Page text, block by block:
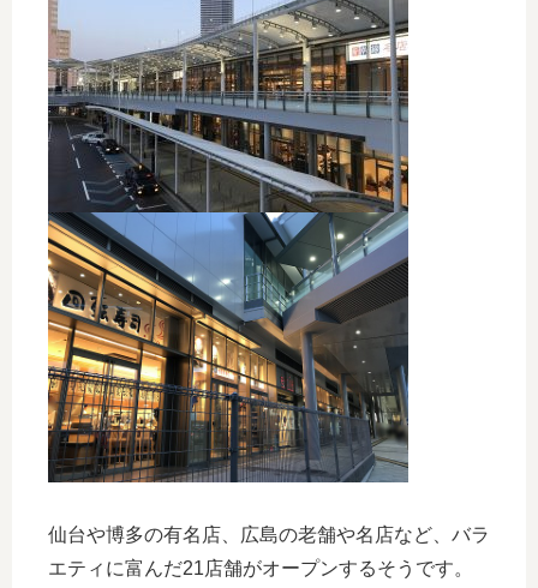
仙台や博多の有名店、広島の老舗や名店など、バラ
エティに富んだ21店舗がオープンするそうです。